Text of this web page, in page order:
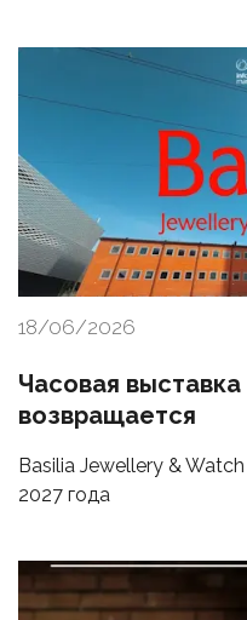
18/06/2026
Часовая
возвращается
Basilia Jewellery &
2027 года